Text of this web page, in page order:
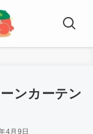
ンカーテン
4月9日